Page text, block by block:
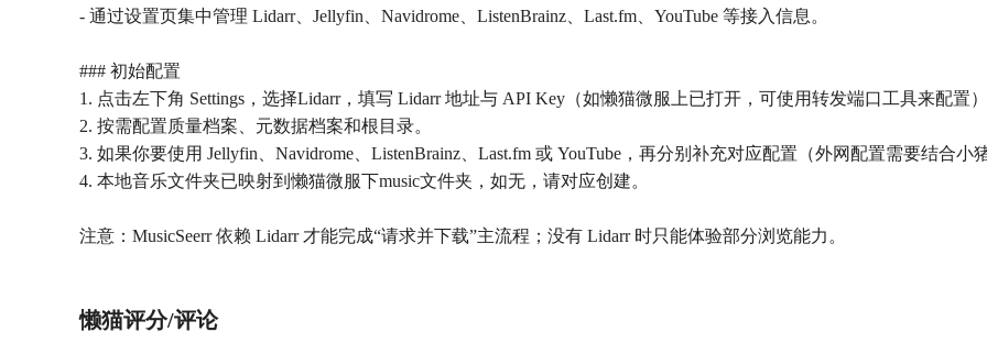
- 通过设置页集中管理 Lidarr、Jellyfin、Navidrome、ListenBrainz、Last.fm、YouTube 等接入信息。
### 初始配置
1. 点击左下角 Settings，选择Lidarr，填写 Lidarr 地址与 API Key（如懒猫微服上已打开，可使用转发端口工具来配置）
2. 按需配置质量档案、元数据档案和根目录。
3. 如果你要使用 Jellyfin、Navidrome、ListenBrainz、Last.fm 或 YouTube，再分别补充对应配置（外网配置需要结合小
4. 本地音乐文件夹已映射到懒猫微服下music文件夹，如无，请对应创建。
注意：MusicSeerr 依赖 Lidarr 才能完成“请求并下载”主流程；没有 Lidarr 时只能体验部分浏览能力。
懒猫评分/评论